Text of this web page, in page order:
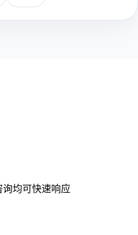
均可快速响应